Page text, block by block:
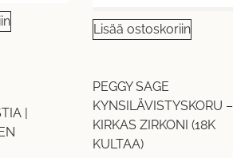
|
Lisää ostoskoriin
PEGGY SAGE
KYNSILÄVISTYSKORU –
KIRKAS ZIRKONI (18K
KULTAA)